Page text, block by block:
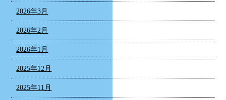
2026年3月
2026年2月
2026年1月
2025年12月
2025年11月